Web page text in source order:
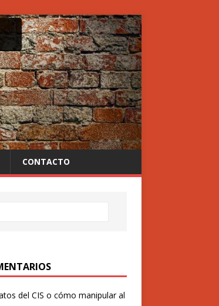
CONTACTO
del CIS o cómo manipular al